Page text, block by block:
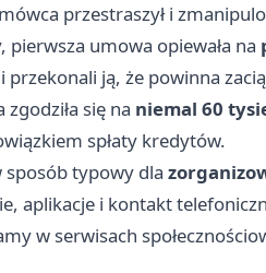
przestraszył i
umowa opiewała na
przekonali ją, że powinna
się na niemal 60
spłaty kredytów.
sposób typowy dla
aplikacje i kontakt
w serwisach